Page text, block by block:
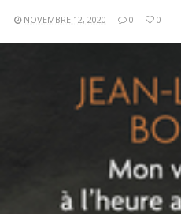
NOVEMBRE 12, 2020 0 0